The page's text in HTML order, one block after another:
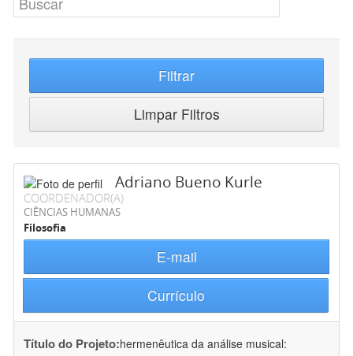
Filtrar
Limpar Filtros
Adriano Bueno Kurle
COORDENADOR(A)
CIÊNCIAS HUMANAS
Filosofia
E-mail
Currículo
Título do Projeto:hermenêutica da análise musical: